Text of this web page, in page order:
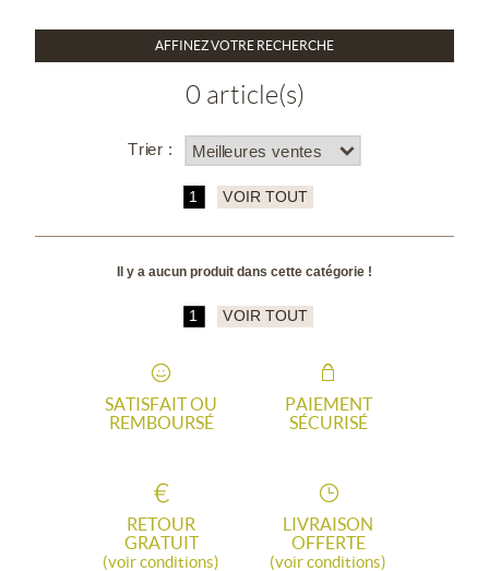
AFFINEZ VOTRE RECHERCHE
0 article(s)
Trier :
1 VOIR TOUT
Il y a aucun produit dans cette catégorie !
1 VOIR TOUT
SATISFAIT OU
REMBOURSÉ
PAIEMENT
SÉCURISÉ
RETOUR
GRATUIT
(voir conditions)
LIVRAISON
OFFERTE
(voir conditions)